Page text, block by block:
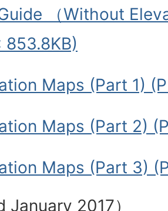
（Without
853.8KB)
Maps (Part 1)
Maps (Part 2)
Maps (Part 3)
January 2017）